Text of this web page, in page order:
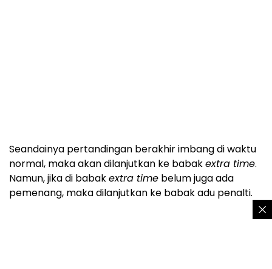
Seandainya pertandingan berakhir imbang di waktu
normal, maka akan dilanjutkan ke babakextra time.
Namun, jika di babakextra time belum juga ada
pemenang, maka dilanjutkan ke babak adu penalti.